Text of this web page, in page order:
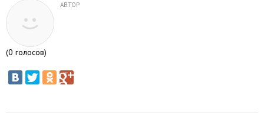
АВТОР
(0 голосов)